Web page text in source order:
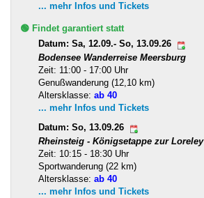
... mehr Infos und Tickets
🟢 Findet garantiert statt
Datum: Sa, 12.09.- So, 13.09.26
Bodensee Wanderreise Meersburg
Zeit: 11:00 - 17:00 Uhr
Genußwanderung (12,10 km)
Altersklasse: ab 40
... mehr Infos und Tickets
Datum: So, 13.09.26
Rheinsteig - Königsetappe zur Loreley
Zeit: 10:15 - 18:30 Uhr
Sportwanderung (22 km)
Altersklasse: ab 40
... mehr Infos und Tickets